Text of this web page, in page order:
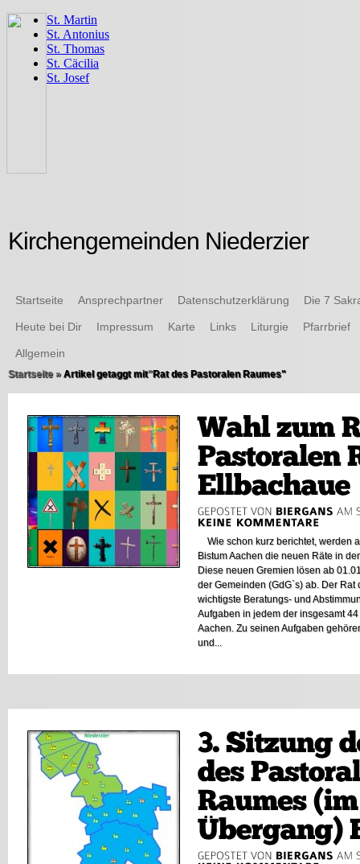
Kirchengemeinden Niederzier
Startseite Ansprechpartner Datenschutzerklärung Die 7
Heute bei Dir Impressum Karte Links Liturgie Pfarrbrief
Allgemein
Startseite »Artikel getaggt mit" Rat des Pastoralen Raumes"
Wie schon kurz berichtet, werden
Bistum Aachen die neuen Räte in
Diese neuen Gremien lösen ab
der Gemeinden (GdG`s) ab. Der
wichtigste Beratungs- und
Aufgaben in jedem der insgesamt
Aachen. Zu seinen Aufgaben
und...